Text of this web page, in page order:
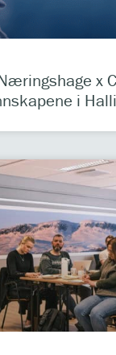
x
i